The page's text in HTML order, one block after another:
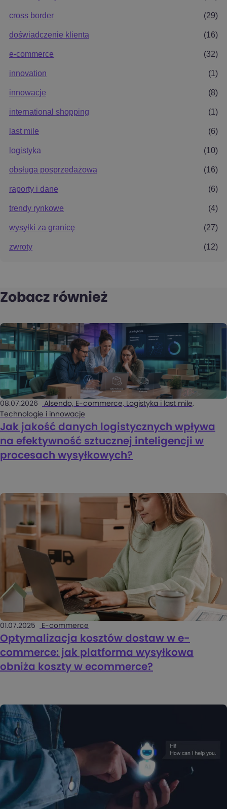
cross border (29)
doświadczenie klienta (16)
e-commerce (32)
innovation (1)
innowacje (8)
international shopping (1)
last mile (6)
logistyka (10)
obsługa posprzedażowa (16)
raporty i dane (6)
trendy rynkowe (4)
wysyłki za granicę (27)
zwroty (12)
Zobacz również
08.07.2026
Alsendo, E-commerce, Logistyka i last mile,
Technologie i innowacje
Jak jakość danych logistycznych wpływa
na efektywność sztucznej inteligencji w
procesach wysyłkowych?
01.07.2025 E-commerce
Optymalizacja kosztów dostaw w e-
commerce: jak platforma wysyłkowa
obniża koszty w ecommerce?